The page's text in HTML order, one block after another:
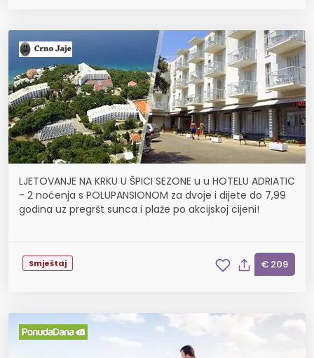
LJETOVANJE NA KRKU U ŠPICI SEZONE u u HOTELU ADRIATIC
- 2 noćenja s POLUPANSIONOM za dvoje i dijete do 7,99
godina uz pregršt sunca i plaže po akcijskoj cijeni!
Smještaj € 209